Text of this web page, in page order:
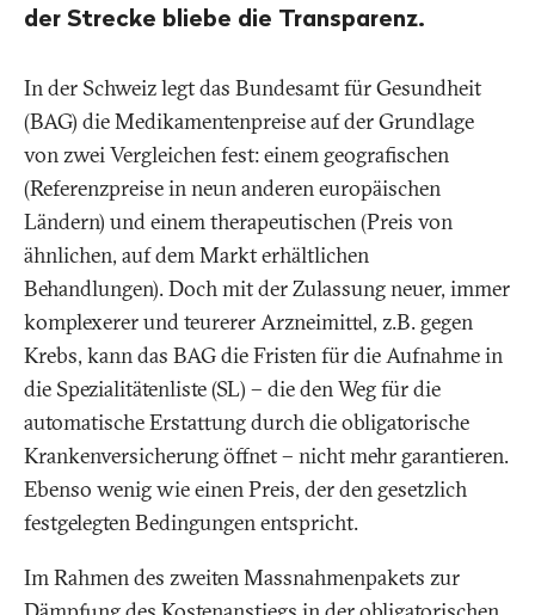
der Strecke bliebe die Transparenz.
In der Schweiz legt das Bundesamt für Gesundheit
(BAG) die Medikamentenpreise auf der Grundlage
von zwei Vergleichen fest: einem geografischen
(Referenzpreise in neun anderen europäischen
Ländern) und einem therapeutischen (Preis von
ähnlichen, auf dem Markt erhältlichen
Behandlungen). Doch mit der Zulassung neuer, immer
komplexerer und teurerer Arzneimittel, z.B. gegen
Krebs, kann das BAG die Fristen für die Aufnahme in
die Spezialitätenliste (SL) – die den Weg für die
automatische Erstattung durch die obligatorische
Krankenversicherung öffnet – nicht mehr garantieren.
Ebenso wenig wie einen Preis, der den gesetzlich
festgelegten Bedingungen entspricht.
Im Rahmen des zweiten Massnahmenpakets zur